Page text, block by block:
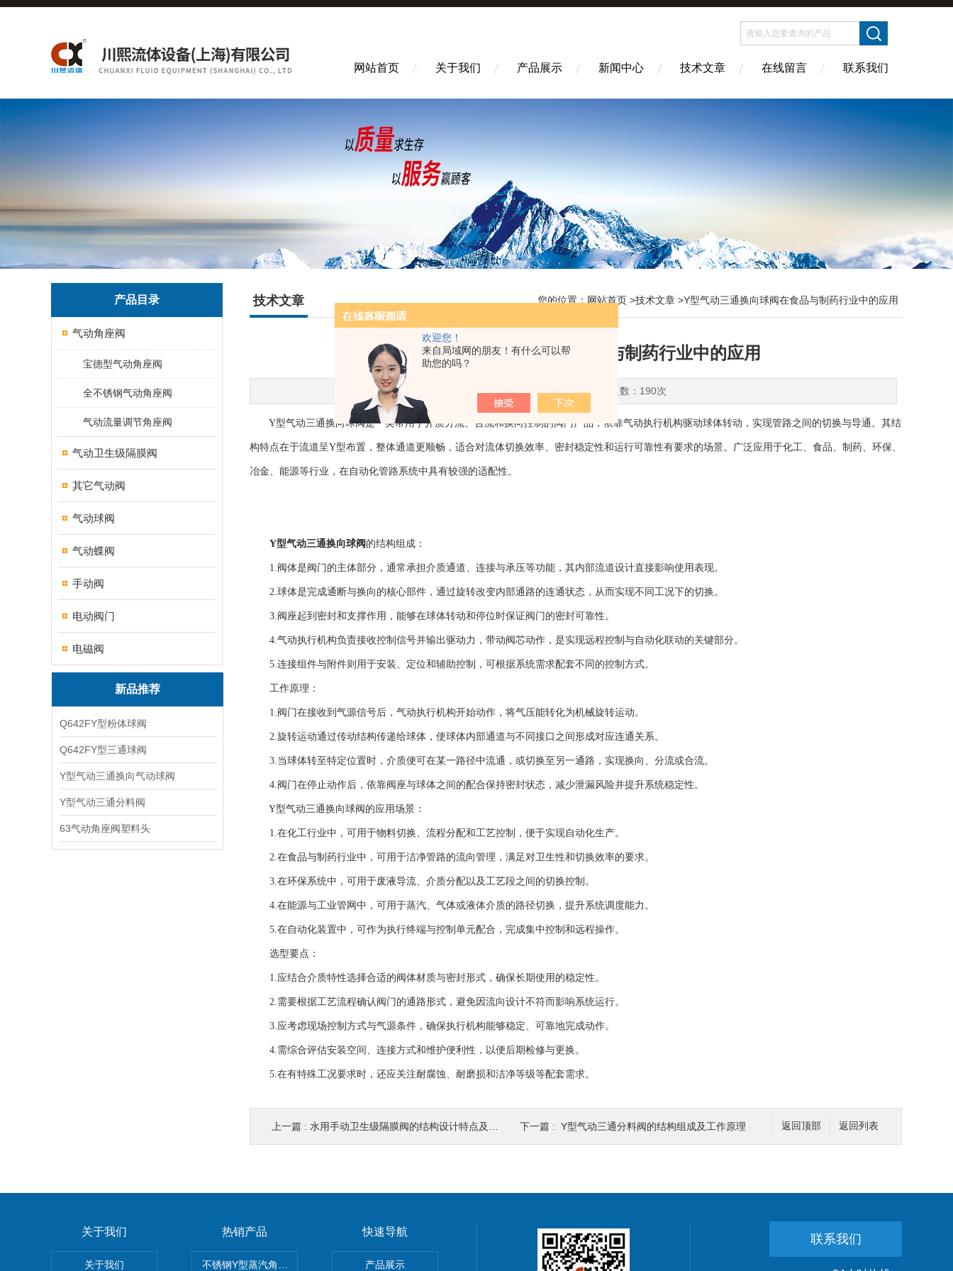
欢迎您！
来自局域网的朋友！有什么可以帮
助您的吗？
网站首页 关于我们 产品展示 新闻中心 技术文章 在线留言 联系我们
产品目录
气动角座阀
宝德型气动角座阀
全不锈钢气动角座阀
气动流量调节角座阀
气动卫生级隔膜阀
其它气动阀
气动球阀
气动蝶阀
手动阀
电动阀门
电磁阀
新品推荐
Q642FY型粉体球阀
Q642FY型三通球阀
Y型气动三通换向气动球阀
Y型气动三通分料阀
63气动角座阀塑料头
技术文章 您的位置： 网站首页 >技术文章 >Y型气动三通换向球阀在食品与制药行业中的应用
Y型气动三通换向球阀在食品与制药行业中的应用
更新时间：2026-06-21 点击次数：190次
Y型气动三通换向球阀是一类常用于介质分流、合流和换向控制的阀门产品，依靠气动执行机构驱动球体转动，实现管路之间的切换与导通。其结
构特点在于流道呈Y型布置，整体通道更顺畅，适合对流体切换效率、密封稳定性和运行可靠性有要求的场景。广泛应用于化工、食品、制药、环保、
冶金、能源等行业，在自动化管路系统中具有较强的适配性。
Y型气动三通换向球阀 的结构组成：
1.阀体是阀门的主体部分，通常承担介质通道、连接与承压等功能，其内部流道设计直接影响使用表现。
2.球体是完成通断与换向的核心部件，通过旋转改变内部通路的连通状态，从而实现不同工况下的切换。
3.阀座起到密封和支撑作用，能够在球体转动和停位时保证阀门的密封可靠性。
4.气动执行机构负责接收控制信号并输出驱动力，带动阀芯动作，是实现远程控制与自动化联动的关键部分。
5.连接组件与附件则用于安装、定位和辅助控制，可根据系统需求配套不同的控制方式。
工作原理：
1.阀门在接收到气源信号后，气动执行机构开始动作，将气压能转化为机械旋转运动。
2.旋转运动通过传动结构传递给球体，使球体内部通道与不同接口之间形成对应连通关系。
3.当球体转至特定位置时，介质便可在某一路径中流通，或切换至另一通路，实现换向、分流或合流。
4.阀门在停止动作后，依靠阀座与球体之间的配合保持密封状态，减少泄漏风险并提升系统稳定性。
Y型气动三通换向球阀的应用场景：
1.在化工行业中，可用于物料切换、流程分配和工艺控制，便于实现自动化生产。
2.在食品与制药行业中，可用于洁净管路的流向管理，满足对卫生性和切换效率的要求。
3.在环保系统中，可用于废液导流、介质分配以及工艺段之间的切换控制。
4.在能源与工业管网中，可用于蒸汽、气体或液体介质的路径切换，提升系统调度能力。
5.在自动化装置中，可作为执行终端与控制单元配合，完成集中控制和远程操作。
选型要点：
1.应结合介质特性选择合适的阀体材质与密封形式，确保长期使用的稳定性。
2.需要根据工艺流程确认阀门的通路形式，避免因流向设计不符而影响系统运行。
3.应考虑现场控制方式与气源条件，确保执行机构能够稳定、可靠地完成动作。
4.需综合评估安装空间、连接方式和维护便利性，以便后期检修与更换。
5.在有特殊工况要求时，还应关注耐腐蚀、耐磨损和洁净等级等配套需求。
返回列表
返回顶部
上一篇 : 水用手动卫生级隔膜阀的结构设计特点及应用场景 下一篇 : Y型气动三通分料阀的结构组成及工作原理
关于我们
关于我们
热销产品
不锈钢Y型蒸汽角座阀
快速导航
产品展示
联系我们